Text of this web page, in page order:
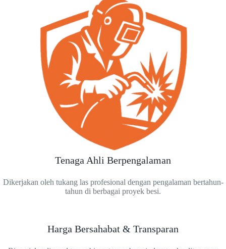
Tenaga Ahli Berpengalaman
Dikerjakan oleh tukang las profesional dengan pengalaman bertahun-
tahun di berbagai proyek besi.
Harga Bersahabat & Transparan